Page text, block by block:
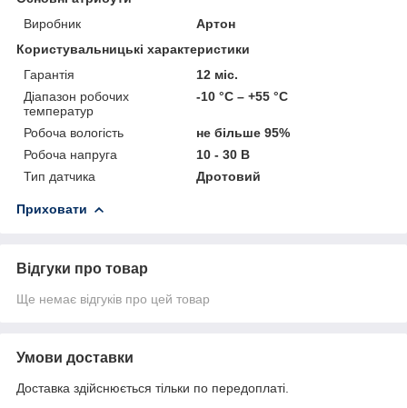
Виробник
Артон
Користувальницькі характеристики
Гарантія
12 міс.
Діапазон робочих
температур
-10 °С – +55 °С
Робоча вологість
не більше 95%
Робоча напруга
10 - 30 В
Тип датчика
Дротовий
Приховати
Відгуки про товар
Ще немає відгуків про цей товар
Умови доставки
Доставка здійснюється тільки по передоплаті.